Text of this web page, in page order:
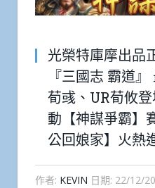
光榮特庫摩出品
『三國志 霸道
荀彧、UR荀攸
動【神謀爭霸】
公回娘家】火熱
作者: KEVIN 日期: 22/12/